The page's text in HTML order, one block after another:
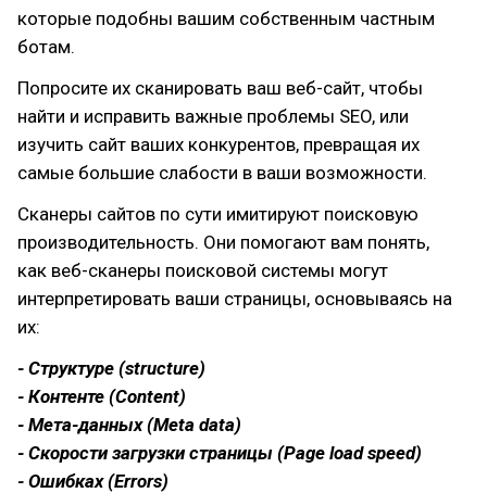
которые подобны вашим собственным частным
ботам.
Попросите их сканировать ваш веб-сайт, чтобы
найти и исправить важные проблемы SEO, или
изучить сайт ваших конкурентов, превращая их
самые большие слабости в ваши возможности.
Сканеры сайтов по сути имитируют поисковую
производительность. Они помогают вам понять,
как веб-сканеры поисковой системы могут
интерпретировать ваши страницы, основываясь на
их:
- Структуре (structure)
- Контенте (Content)
- Мета-данных (Meta data)
- Скорости загрузки страницы (Page load speed)
- Ошибках (Errors)